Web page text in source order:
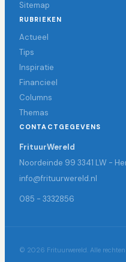
Sitemap
RUBRIEKEN
Actueel
Tips
Inspiratie
Financieel
Columns
Themas
CONTACTGEGEVENS
FrituurWereld
Noordeinde 99 3341 LW -
info@frituurwereld.nl
085 - 3332856
© 2026 Frituurwereld. Alle